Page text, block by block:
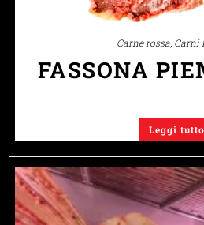
Carne rossa Carni
FASSONA
Leggi tutto